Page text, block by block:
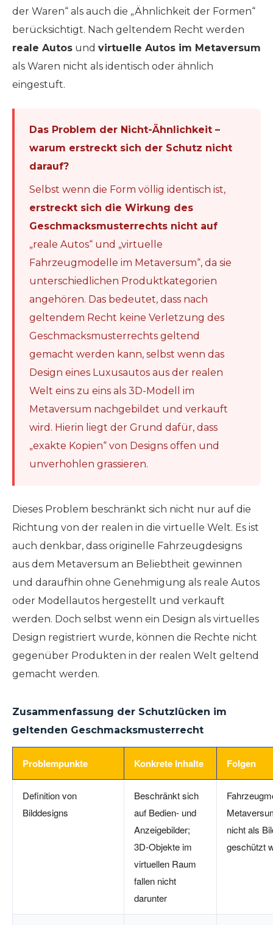
der Waren“ als auch die „Ähnlichkeit der Formen“
berücksichtigt. Nach geltendem Recht werden
reale Autos und virtuelle Autos im Metaversum
als Waren nicht als identisch oder ähnlich
eingestuft.
Das Problem der Nicht-Ähnlichkeit –
warum erstreckt sich der Schutz nicht
darauf?
Selbst wenn die Form völlig identisch ist,
erstreckt sich die Wirkung des
Geschmacksmusterrechts nicht auf
„reale Autos“ und „virtuelle
Fahrzeugmodelle im Metaversum“, da sie
unterschiedlichen Produktkategorien
angehören. Das bedeutet, dass nach
geltendem Recht keine Verletzung des
Geschmacksmusterrechts geltend
gemacht werden kann, selbst wenn das
Design eines Luxusautos aus der realen
Welt eins zu eins als 3D-Modell im
Metaversum nachgebildet und verkauft
wird. Hierin liegt der Grund dafür, dass
„exakte Kopien“ von Designs offen und
unverhohlen grassieren.
Dieses Problem beschränkt sich nicht nur auf die
Richtung von der realen in die virtuelle Welt. Es ist
auch denkbar, dass originelle Fahrzeugdesigns
aus dem Metaversum an Beliebtheit gewinnen
und daraufhin ohne Genehmigung als reale Autos
oder Modellautos hergestellt und verkauft
werden. Doch selbst wenn ein Design als virtuelles
Design registriert wurde, können die Rechte nicht
gegenüber Produkten in der realen Welt geltend
gemacht werden.
Zusammenfassung der Schutzlücken im
geltenden Geschmacksmusterrecht
Problempunkte Konkrete Inhalte Folgen
Definition von
Bilddesigns
Beschränkt sich
auf Bedien- und
Anzeigebilder;
3D-Objekte im
virtuellen Raum
fallen nicht
darunter
nicht als
geschützt